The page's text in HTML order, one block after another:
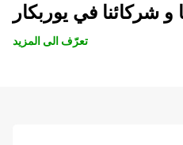
و شركائنا في يوربكار
تعرّف الى المزيد